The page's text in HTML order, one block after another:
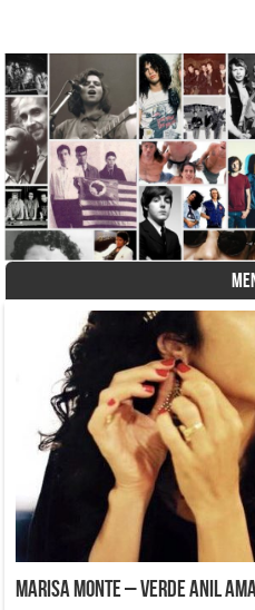
A História do Disco
Skip to content
Marisa Monte – Verde Anil